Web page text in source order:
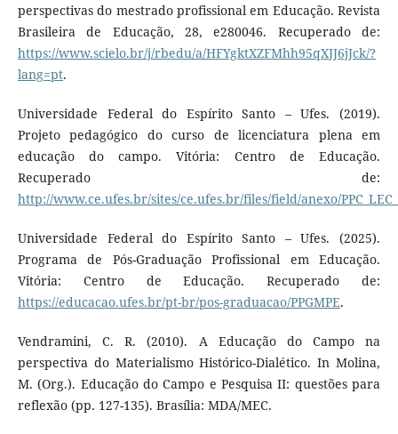
perspectivas do mestrado profissional em Educação. Revista
Brasileira de Educação, 28, e280046. Recuperado de:
https://www.scielo.br/j/rbedu/a/HFYgktXZFMhh95qXJJ6jJck/?
lang=pt.
Universidade Federal do Espírito Santo – Ufes. (2019).
Projeto pedagógico do curso de licenciatura plena em
educação do campo. Vitória: Centro de Educação.
Recuperado de:
http://www.ce.ufes.br/sites/ce.ufes.br/files/field/anexo/
Universidade Federal do Espírito Santo – Ufes. (2025).
Programa de Pós-Graduação Profissional em Educação.
Vitória: Centro de Educação. Recuperado de:
https://educacao.ufes.br/pt-br/pos-graduacao/PPGMPE.
Vendramini, C. R. (2010). A Educação do Campo na
perspectiva do Materialismo Histórico-Dialético. In Molina,
M. (Org.). Educação do Campo e Pesquisa II: questões para
reflexão (pp. 127-135). Brasília: MDA/MEC.